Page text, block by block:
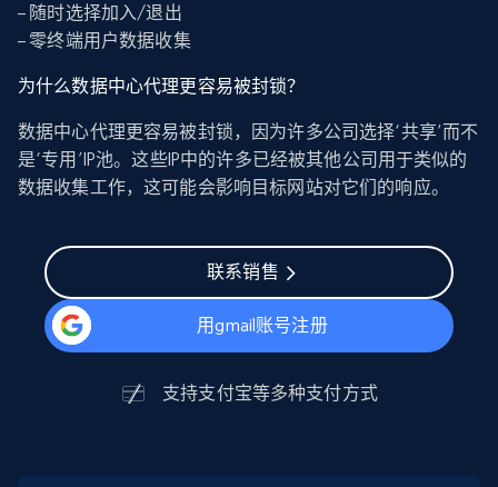
– 随时选择加入/退出
– 零终端用户数据收集
为什么数据中心代理更容易被封锁？
数据中心代理更容易被封锁，因为许多公司选择‘共享’而不
是‘专用’IP池。这些IP中的许多已经被其他公司用于类似的
数据收集工作，这可能会影响目标网站对它们的响应。
联系销售
用gmail账号注册
支持支付宝等多种支付方式